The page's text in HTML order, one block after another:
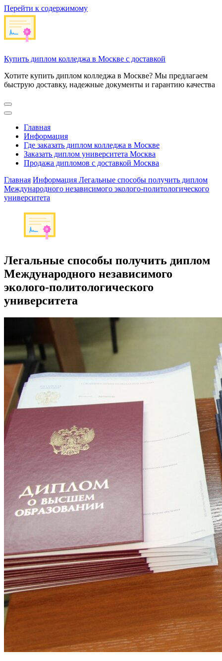
Перейти к содержимому
Купить диплом колледжа в Москве с доставкой
Хотите купить диплом колледжа в Москве? Мы предлагаем
быструю доставку, надежные документы и гарантию качества
Главная
Информация
Где заказать диплом колледжа в Москве
Заказать диплом университета Москва
Продажа дипломов с доставкой Москва
Главная Информация Легальные способы получить диплом
Международного независимого эколого-политологического
университета
Легальные способы получить диплом
Международного независимого
эколого-политологического
университета